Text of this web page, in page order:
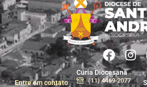
Entre em contato
Cúria Diocesana
(11) 4469-2077